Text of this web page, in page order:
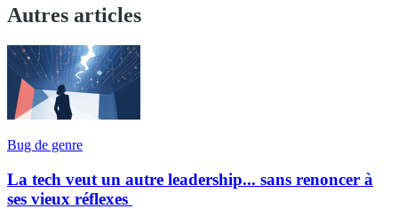
Autres articles
Bug de genre
La tech veut un autre leadership... sans renoncer à
ses vieux réflexes